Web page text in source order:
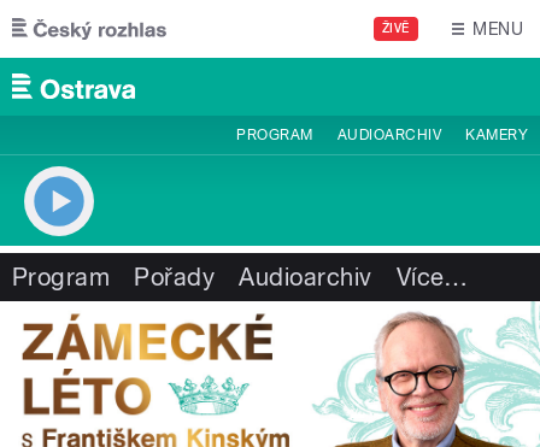
Přejít k hlavnímu obsahu
ŽIVĚ MENU
PROGRAM AUDIOARCHIV KAMERY
Program Pořady Audioarchiv Více…